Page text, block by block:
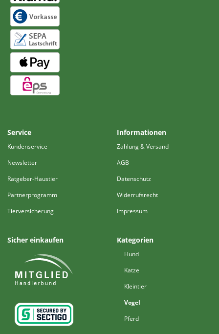
Service
Kundenservice
Newsletter
Ratgeber-Haustier
Partnerprogramm
Tierversicherung
Informationen
Zahlung & Versand
AGB
Datenschutz
Widerrufsrecht
Impressum
Sicher einkaufen Kategorien
Hund
Katze
Kleintier
Vogel
Pferd